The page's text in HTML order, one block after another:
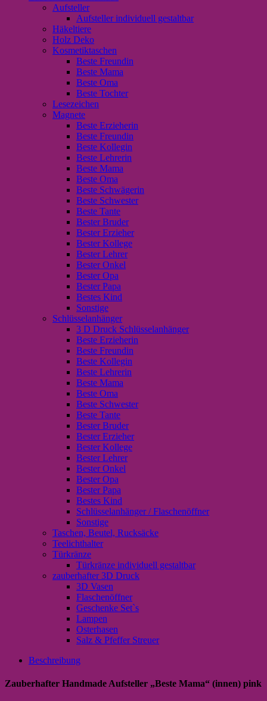
Aufsteller
Aufsteller individuell gestaltbar
Häkeltiere
Holz Deko
Kosmetiktaschen
Beste Freundin
Beste Mama
Beste Oma
Beste Tochter
Lesezeichen
Magnete
Beste Erzieherin
Beste Freundin
Beste Kollegin
Beste Lehrerin
Beste Mama
Beste Oma
Beste Schwägerin
Beste Schwester
Beste Tante
Bester Bruder
Bester Erzieher
Bester Kollege
Bester Lehrer
Bester Onkel
Bester Opa
Bester Papa
Bestes Kind
Sonstige
Schlüsselanhänger
3 D Druck Schlüsselanhänger
Beste Erzieherin
Beste Freundin
Beste Kollegin
Beste Lehrerin
Beste Mama
Beste Oma
Beste Schwester
Beste Tante
Bester Bruder
Bester Erzieher
Bester Kollege
Bester Lehrer
Bester Onkel
Bester Opa
Bester Papa
Bestes Kind
Schlüsselanhänger / Flaschenöffner
Sonstige
Taschen, Beutel, Rucksäcke
Teelichthalter
Türkränze
Türkränze individuell gestaltbar
zauberhafter 3D Druck
3D Vasen
Flaschenöffner
Geschenke Set`s
Lampen
Osterhasen
Salz & Pfeffer Streuer
Beschreibung
Zauberhafter Handmade Aufsteller „Beste Mama“ (innen) pink